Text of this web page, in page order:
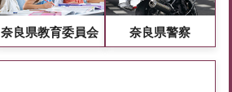
奈良県教育委員会 奈良県警察